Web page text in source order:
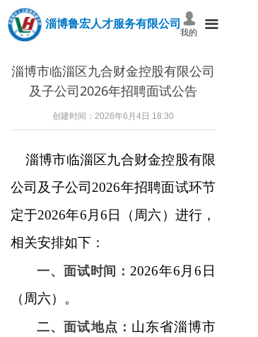
淄博鲁宏人才服务有限公司 끀
넙
我的
淄博市临淄区九合财金控股有限公司
及子公司2026年招聘面试公告
创建时间： 2026年6月4日 18:30
淄博市临淄区九合财金控股有限
公司及子公司2026年招聘面试环节
定于2026年6月6日（周六）进行，
相关安排如下：
一、面试时间： 2026年6月6日
（周六）。
二、面试地点： 山东省淄博市